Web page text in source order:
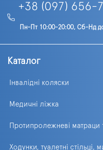
+38 (097) 656-
Пн-Пт 10:00-20:00, Сб-Нд
Каталог
Інвалідні коляски
Медичні ліжка
Протипролежневі матраци
Ходунки, туалетні стільці,